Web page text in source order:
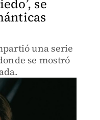
se
una serie
se mostró